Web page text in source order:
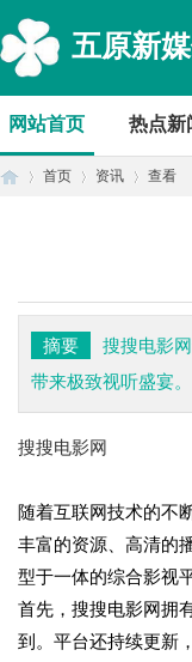
五原新
网站首页 热点新
首页 资讯 查看
摘要
搜搜电影
带来极致视听盛宴。
搜搜电影网
随着互联网技术的不
丰富的资源、高清的
型于一体的综合影视
首先，搜搜电影网拥
到。平台还持续更新